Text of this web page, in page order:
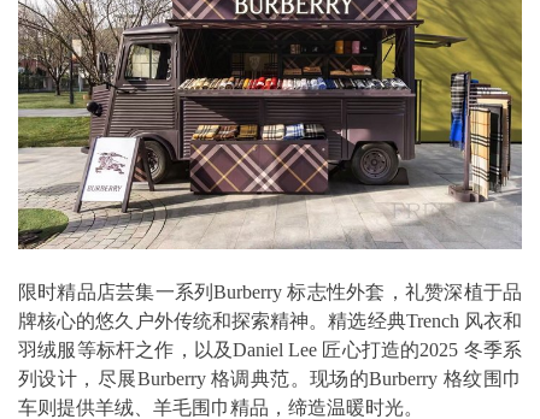
限时精品店芸集一系列Burberry 标志性外套，礼赞深植于品
牌核心的悠久户外传统和探索精神。精选经典Trench 风衣和
羽绒服等标杆之作，以及Daniel Lee 匠心打造的2025 冬季系
列设计，尽展Burberry 格调典范。现场的Burberry 格纹围巾
车则提供羊绒、羊毛围巾精品，缔造温暖时光。